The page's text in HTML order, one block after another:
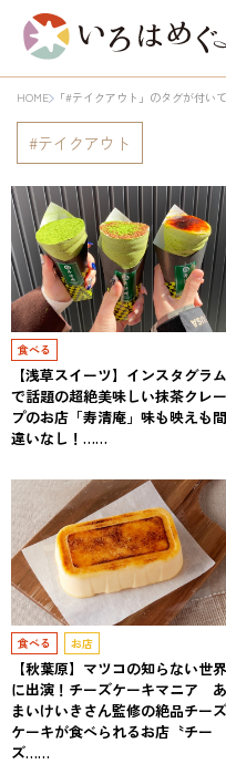
HOME 「#テイクアウト」のタグが付い
テイクアウト
食べる
【浅草スイーツ】インスタグラム
で話題の超絶美味しい抹茶クレー
プのお店「寿清庵」味も映えも間
違いなし！……
食べる お店
【秋葉原】マツコの知らない世界
に出演！チーズケーキマニア あ
まいけいきさん監修の絶品チーズ
ケーキが食べられるお店〝チー
ズ……